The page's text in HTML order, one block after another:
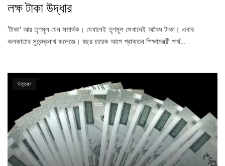
লক্ষ টাকা উদ্ধার
‘টাকা’ আর তৃণমূল যেন সমার্থক। যেখানেই তৃণমূল সেখানেই অবৈধ টাকা। এবার
কলকাতার সুরেন্দ্রনাথ কলেজে। বছর চারেক আগে প্রাক্তন শিক্ষামন্ত্রী পার্থ…
উত্তরণ